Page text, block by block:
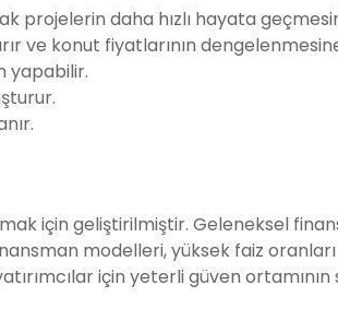
projelerin daha hızlı hayata
ve konut fiyatlarının
yapabilir.
için geliştirilmiştir. Geleneksel
modelleri, yüksek faiz oranları
için yeterli güven